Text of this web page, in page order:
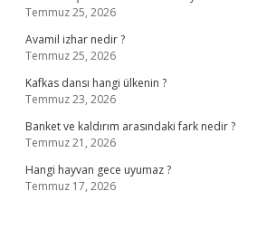
Temmuz 25, 2026
Avamil izhar nedir ?
Temmuz 25, 2026
Kafkas dansı hangi ülkenin ?
Temmuz 23, 2026
Banket ve kaldırım arasındaki fark nedir ?
Temmuz 21, 2026
Hangi hayvan gece uyumaz ?
Temmuz 17, 2026